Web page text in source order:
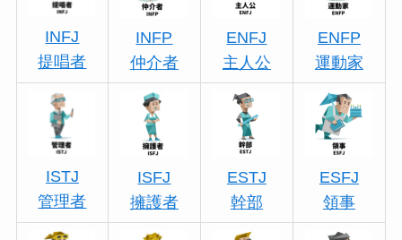
INFJ
提唱者
INFP
仲介者
ENFJ
主人公
ENFP
運動家
ISTJ
管理者
ISFJ
擁護者
ESTJ
幹部
ESFJ
領事